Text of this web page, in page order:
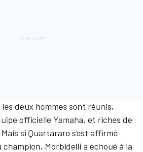
deux hommes sont réunis,
officielle Yamaha, et riches de
si Quartararo s'est affirmé
Morbidelli a échoué à la